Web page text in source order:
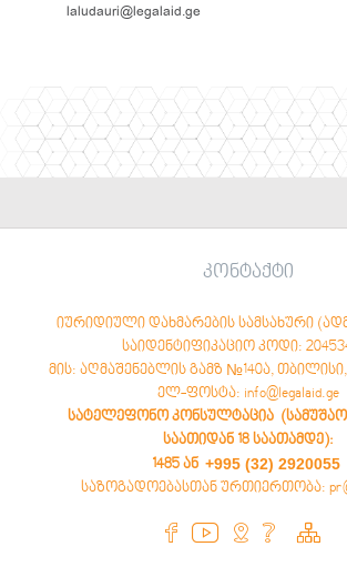
laludauri@legalaid.ge
კონტაქტი
იურიდიული დახმარების სამსახური
საიდენტიფიკაციო კოდი:
მის: აღმაშენებლის გამზ №140ა,
ელ-ფოსტა: info@legalaid.ge
სატელეფონო კონსულტაცია (სამუშაო
საათიდან 18 საათამდე):
1485 ან +995 (32) 2920055
საზოგადოებასთან ურთიერთობა: